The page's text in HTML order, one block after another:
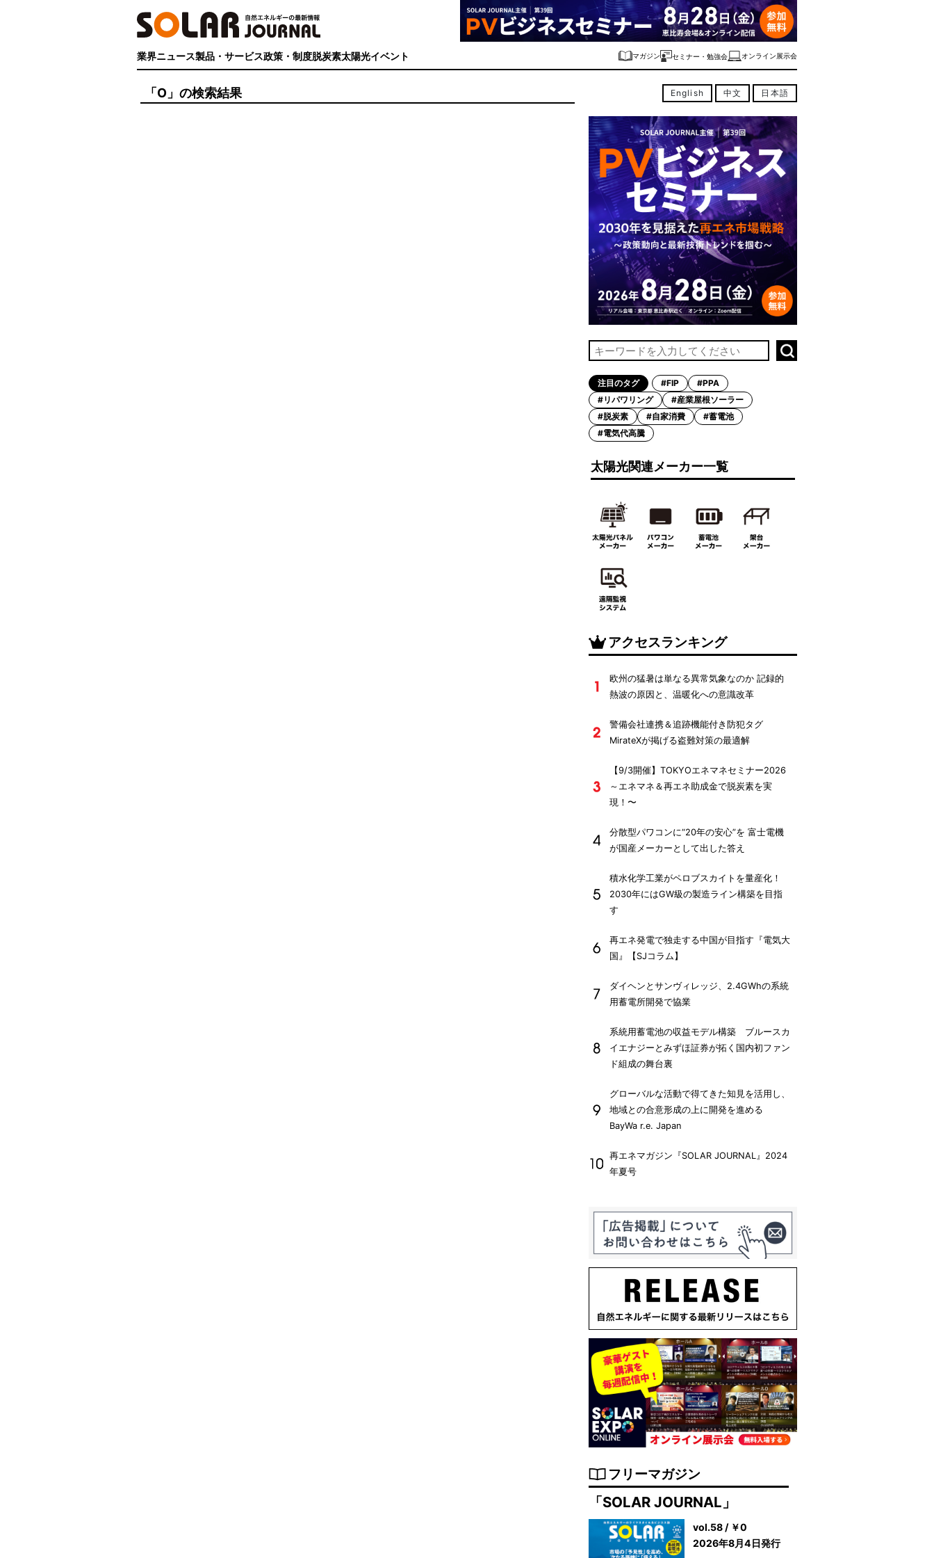
業界ニュース製品・サービス政策・制度脱炭素太陽光イベント マガジン セミナー・勉強会 オンライン展示会
「O」の検索結果 English 中文 日本語
注目のタグ #FIP
#PPA
#リパワリング
#産業屋根ソーラー
#脱炭素
#自家消費
#蓄電池
#電気代高騰
太陽光関連メーカー一覧
アクセスランキング
欧州の猛暑は単なる異常気象なのか 記録的
熱波の原因と、温暖化への意識改革
警備会社連携＆追跡機能付き防犯タグ
MirateXが掲げる盗難対策の最適解
【9/3開催】TOKYOエネマネセミナー2026
～エネマネ＆再エネ助成金で脱炭素を実
現！〜
分散型パワコンに“20年の安心”を 富士電機
が国産メーカーとして出した答え
積水化学工業がペロブスカイトを量産化！
2030年にはGW級の製造ライン構築を目指
す
再エネ発電で独走する中国が目指す『電気大
国』【SJコラム】
ダイヘンとサンヴィレッジ、2.4GWhの系統
用蓄電所開発で協業
系統用蓄電池の収益モデル構築 ブルースカ
イエナジーとみずほ証券が拓く国内初ファン
ド組成の舞台裏
グローバルな活動で得てきた知見を活用し、
地域との合意形成の上に開発を進める
BayWa r.e. Japan
再エネマガジン『SOLAR JOURNAL』2024
年夏号
フリーマガジン
「SOLAR JOURNAL」
vol.58 / ￥0
2026年8月4日発行